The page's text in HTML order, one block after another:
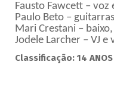
Fausto Fawcett – voz
Paulo Beto –
Mari Crestani –
Jodele Larcher – VJ e
Classificação: 14 ANOS